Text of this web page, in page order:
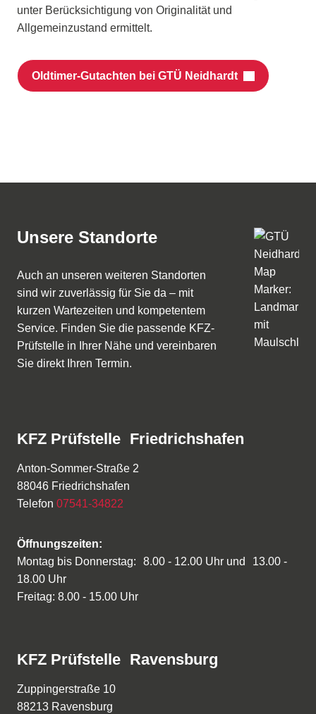
unter Berücksichtigung von Originalität und
Allgemeinzustand ermittelt.
Oldtimer-Gutachten bei GTÜ Neidhardt
Unsere Standorte
Auch an unseren weiteren Standorten
sind wir zuverlässig für Sie da – mit
kurzen Wartezeiten und kompetentem
Service. Finden Sie die passende KFZ-
Prüfstelle in Ihrer Nähe und vereinbaren
Sie direkt Ihren Termin.
KFZ Prüfstelle Friedrichshafen
Anton-Sommer-Straße 2
88046 Friedrichshafen
Telefon 07541-34822
Öffnungszeiten:
Montag bis Donnerstag: 8.00 - 12.00 Uhr und 13.00 -
18.00 Uhr
Freitag: 8.00 - 15.00 Uhr
KFZ Prüfstelle Ravensburg
Zuppingerstraße 10
88213 Ravensburg